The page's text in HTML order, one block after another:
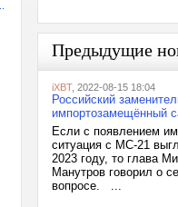
Предыдущие
iXBT, 2022-08-15 18:04
Российский
импортозамещённый
Если с появлением
ситуация с МС-21
2023 году, то глава
Манутров говорил о
вопросе. ...